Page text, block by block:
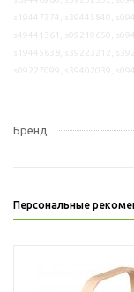
Бренд
Персональные